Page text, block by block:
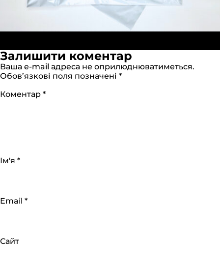
Залишити коментар
Ваша e-mail адреса не оприлюднюватиметься.
Обов’язкові поля позначені *
Коментар *
Ім'я *
Email *
Сайт